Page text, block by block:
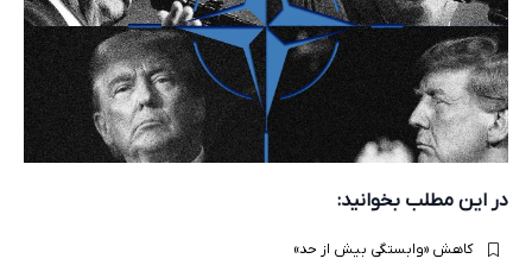
در این مطلب بخوانید:
کاهش «وابستگی بیش از حد»